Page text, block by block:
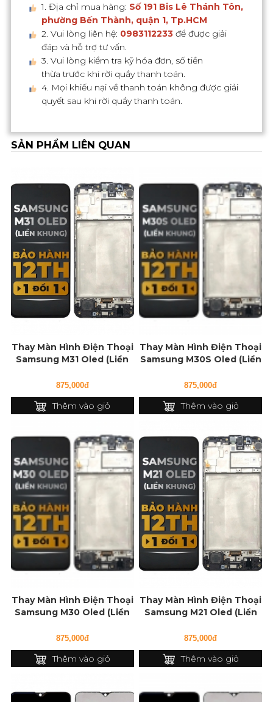
1. Địa chỉ mua hàng: Số 191 Bis Lê Thánh Tôn,
phường Bến Thành, quận 1, Tp.HCM
2. Vui lòng liên hệ: 0983112233để được giải
đáp và hỗ trợ tư vấn.
3. Vui lòng kiểm tra kỹ hóa đơn, số tiền
thừa trước khi rời quầy thanh toán.
4. Mọi khiếu nại về thanh toán không được giải
quyết sau khi rời quầy thanh toán.
SẢN PHẨM LIÊN QUAN
Thay Màn Hình Điện Thoại
Samsung M31 Oled (Liền
875,000đ
Thêm vào giỏ
Thay Màn Hình Điện Thoại
Samsung M30S Oled (Liền
875,000đ
Thêm vào giỏ
Thay Màn Hình Điện Thoại
Samsung M30 Oled (Liền
875,000đ
Thêm vào giỏ
Thay Màn Hình Điện Thoại
Samsung M21 Oled (Liền
875,000đ
Thêm vào giỏ